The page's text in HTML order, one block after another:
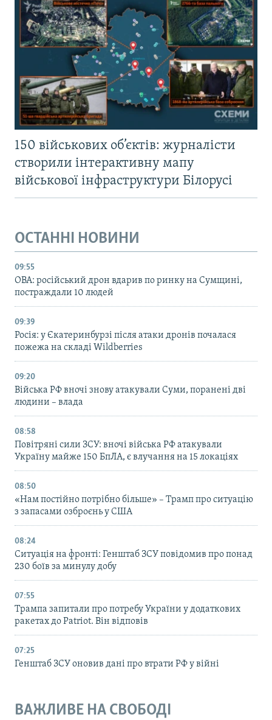
150 військових об’єктів: журналісти
створили інтерактивну мапу
військової інфраструктури Білорусі
ОСТАННІ НОВИНИ
09:55
ОВА: російський дрон вдарив по ринку на Сумщині,
постраждали 10 людей
09:39
Росія: у Єкатеринбурзі після атаки дронів почалася
пожежа на складі Wildberries
09:20
Війська РФ вночі знову атакували Суми, поранені дві
людини – влада
08:58
Повітряні сили ЗСУ: вночі війська РФ атакували
Україну майже 150 БпЛА, є влучання на 15 локаціях
08:50
«Нам постійно потрібно більше» – Трамп про ситуацію
з запасами озброєнь у США
08:24
Ситуація на фронті: Генштаб ЗСУ повідомив про понад
230 боїв за минулу добу
07:55
Трампа запитали про потребу України у додаткових
ракетах до Patriot. Він відповів
07:25
Генштаб ЗСУ оновив дані про втрати РФ у війні
ВАЖЛИВЕ НА СВОБОДІ